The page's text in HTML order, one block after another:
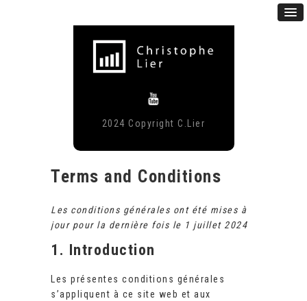
2024 Copyright C.Lier
Terms and Conditions
Les conditions générales ont été mises à
jour pour la dernière fois le 1 juillet 2024
1. Introduction
Les présentes conditions générales
s’appliquent à ce site web et aux